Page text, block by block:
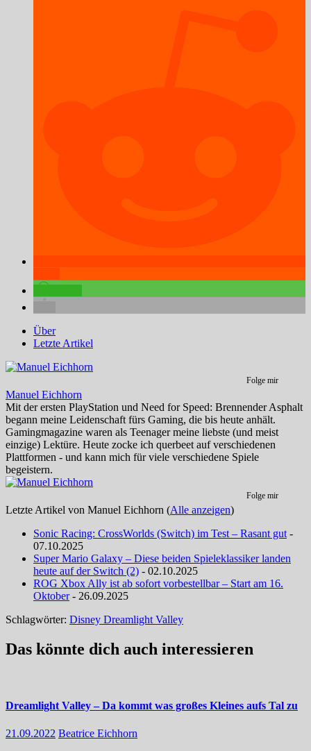
Über
Letzte Artikel
Folge mir
Manuel Eichhorn
Mit der ersten PlayStation und Need for Speed: Brennender Asphalt
begann meine Leidenschaft fürs Gaming, die bis heute anhält.
Gamingmagazine waren als Teenager meine liebste (und meist
einzige) Lektüre. Heute zocke ich querbeet auf verschiedenen
Plattformen - und kann mich für viele verschiedene Spiele
begeistern.
Folge mir
Letzte Artikel von Manuel Eichhorn (Alle anzeigen)
Sonic Racing: CrossWorlds (Switch) im Test – Rasant gut -
07.10.2025
Super Mario Galaxy – Diese beiden Spieleklassiker landen
heute auf der Switch (2) - 02.10.2025
ROG Xbox Ally ist ab sofort vorbestellbar – Start am 16.
Oktober- 26.09.2025
Schlagwörter: Disney Dreamlight Valley
Das könnte dich auch interessieren
Dreamlight Valley – Da kommt was großes Kleines aufs Tal zu
21.09.2022 Beatrice Eichhorn